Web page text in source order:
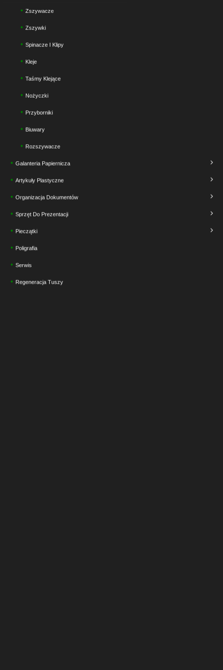
Zszywacze
Zszywki
Spinacze I Klipy
Kleje
Taśmy Klejące
Nożyczki
Przyborniki
Biuwary
Rozszywacze
Galanteria Papiernicza
Artykuły Plastyczne
Organizacja Dokumentów
Sprzęt Do Prezentacji
Pieczątki
Poligrafia
Serwis
Regeneracja Tuszy